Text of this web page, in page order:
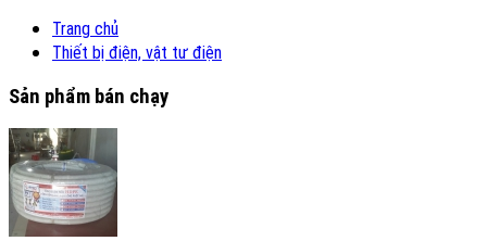
Trang chủ
Thiết bị điện, vật tư điện
Sản phẩm bán chạy